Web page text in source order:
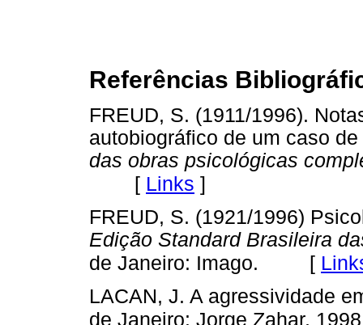
Referências
FREUD, S. (1911/1996).
autobiográfico de um caso
das obras psicológicas
[ Links ]
FREUD, S. (1921/1996)
Edição Standard Brasileira
de Janeiro: Imago.
[
LACAN, J. A agressividade
de Janeiro: Jorge Zahar,